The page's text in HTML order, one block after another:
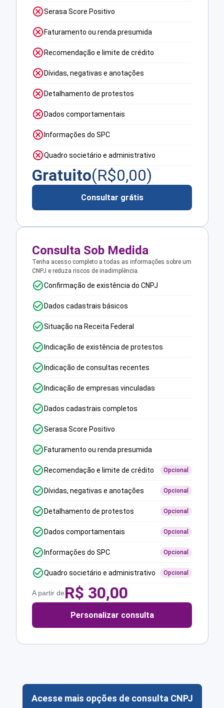
Serasa Score Positivo
Faturamento ou renda presumida
Recomendação e limite de crédito
Dívidas, negativas e anotações
Detalhamento de protestos
Dados comportamentais
Informações do SPC
Quadro societário e administrativo
Gratuito(R$0,00)
Consultar grátis
Consulta Sob Medida
Tenha acesso completo a todas as informações sobre um
CNPJ e reduza riscos de inadimplência.
Confirmação de existência do CNPJ
Dados cadastrais básicos
Situação na Receita Federal
Indicação de existência de protestos
Indicação de consultas recentes
Indicação de empresas vinculadas
Dados cadastrais completos
Serasa Score Positivo
Faturamento ou renda presumida
Recomendação e limite de crédito Opcional
Dívidas, negativas e anotações Opcional
Detalhamento de protestos Opcional
Dados comportamentais Opcional
Informações do SPC Opcional
Quadro societário e administrativo Opcional
A partir deR$ 30,00
Personalizar consulta
Acesse mais opções de consulta CNPJ